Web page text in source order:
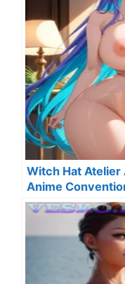
Witch Hat Atelier
Anime